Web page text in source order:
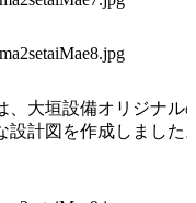
、大垣設備オリジナル
設計図を作成しました